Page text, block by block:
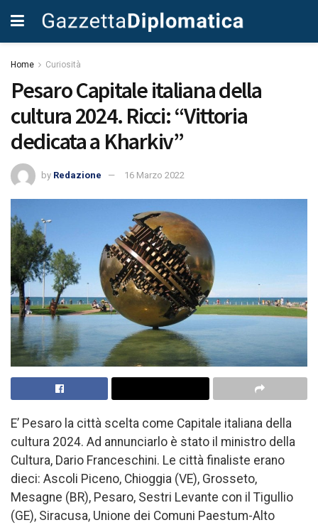
Home Curiosità
Pesaro Capitale italiana della
cultura 2024. Ricci: “Vittoria
dedicata a Kharkiv”
by Redazione 16 Marzo 2022
E’ Pesaro la città scelta come Capitale italiana della
cultura 2024. Ad annunciarlo è stato il ministro della
Cultura, Dario Franceschini. Le città finaliste erano
dieci: Ascoli Piceno, Chioggia (VE), Grosseto,
Mesagne (BR), Pesaro, Sestri Levante con il Tigullio
(GE), Siracusa, Unione dei Comuni Paestum-Alto